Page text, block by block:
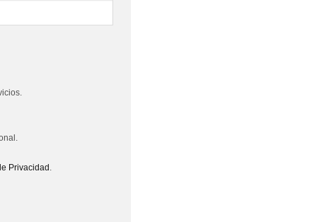
Privacidad .